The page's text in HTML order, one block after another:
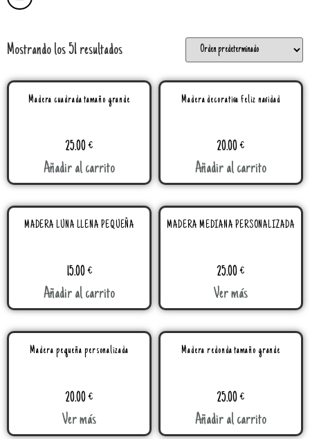
Mostrando los 51 resultados
Madera cuadrada tamaño grande
25.00€
Añadir al carrito
Madera decorativa feliz navidad
20.00€
Añadir al carrito
MADERA LUNA LLENA PEQUEÑA
15.00€
Añadir al carrito
MADERA MEDIANA PERSONALIZADA
25.00€
Ver más
Madera pequeña personalizada
20.00€
Ver más
Madera redonda tamaño grande
25.00€
Añadir al carrito